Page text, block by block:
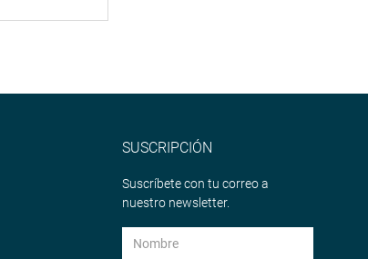
SUSCRIPCIÓN
Suscríbete con tu correo a
nuestro newsletter.